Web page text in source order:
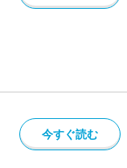
今すぐ読む